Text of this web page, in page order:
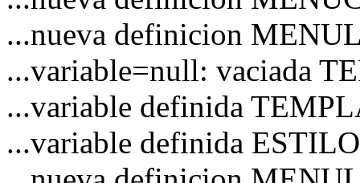
...nueva definicion
...variable=null: vaciada
...variable definida
...variable definida